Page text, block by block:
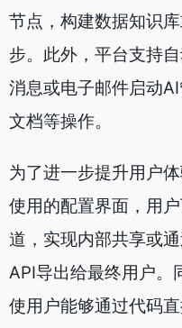
节点，构建数据知识
步。此外，平台支持
消息或电子邮件启动
文档等操作。
为了进一步提升用户
使用的配置界面，用
道，实现内部共享或
API导出给最终用户。
使用户能够通过代码